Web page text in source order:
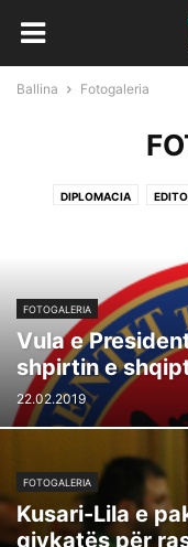
Ballina Fotogaleria
DIPLOMACIA
FOTOGALERIA
Vula e
shpirtin e
22.02.2019
FOTOGALERIA
Kusari-Lila e
gjykatës për